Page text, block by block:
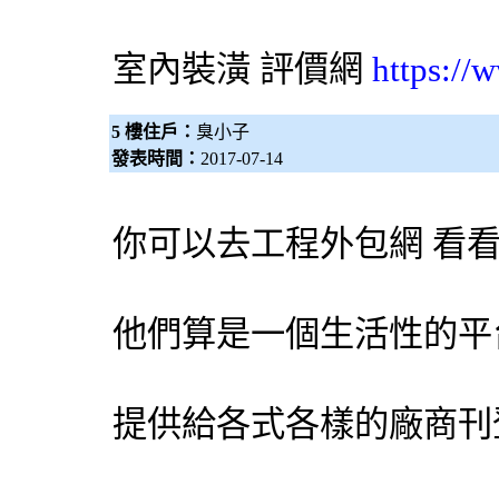
室內裝潢 評價網 https://
5 樓住戶： 臭小子
發表時間： 2017-07-14
你可以去工程外包網 看
他們算是一個生活性的
提供給各式各樣的廠商